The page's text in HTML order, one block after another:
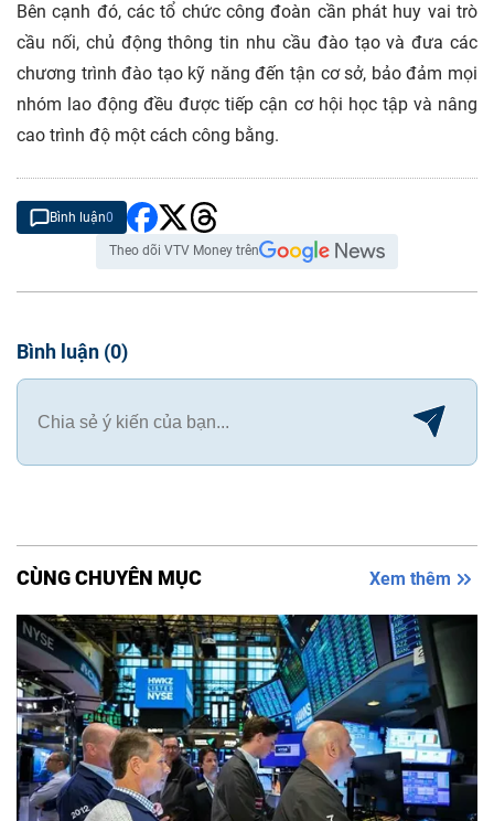
Bên cạnh đó, các tổ chức công đoàn cần phát huy vai trò
cầu nối, chủ động thông tin nhu cầu đào tạo và đưa các
chương trình đào tạo kỹ năng đến tận cơ sở, bảo đảm mọi
nhóm lao động đều được tiếp cận cơ hội học tập và nâng
cao trình độ một cách công bằng.
Bình luận0
Theo dõi VTV Money trên
Bình luận (0)
CÙNG CHUYÊN MỤC Xem thêm